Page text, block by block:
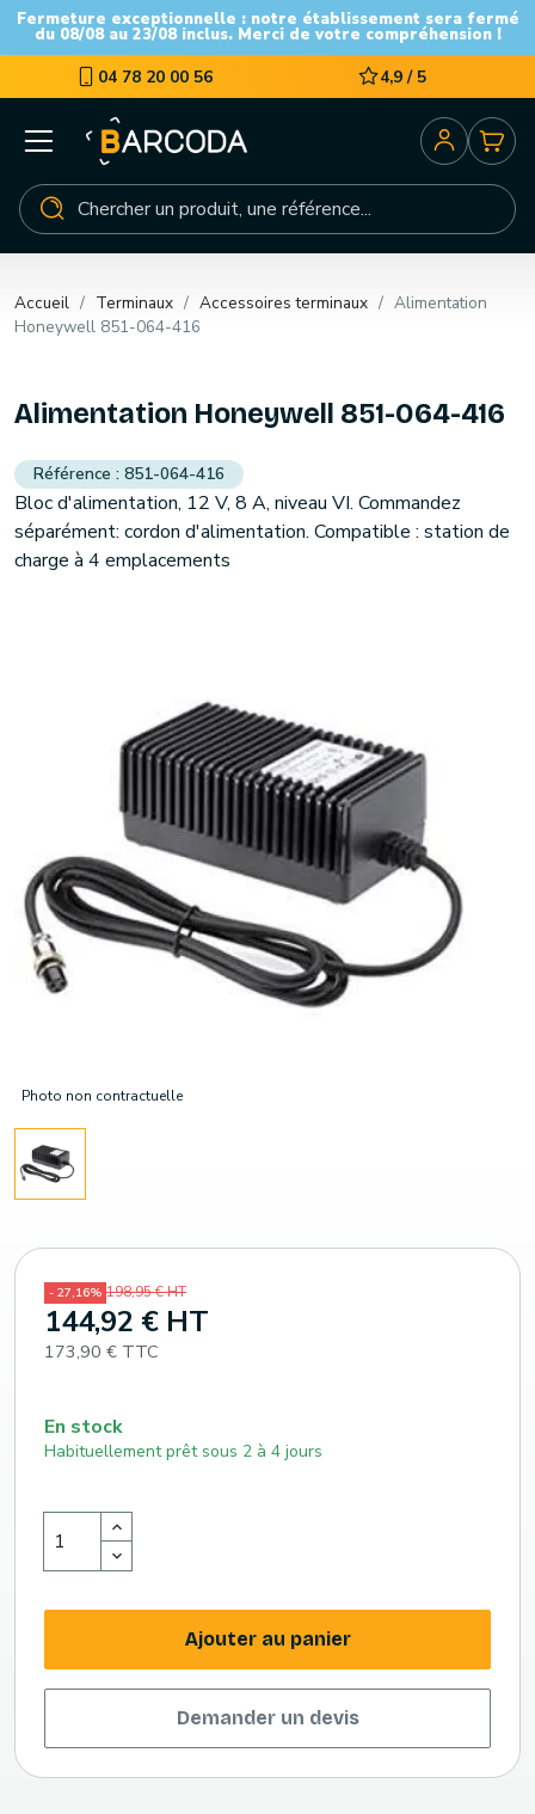
Fermeture exceptionnelle : notre établissement sera fermé
du 08/08 au 23/08 inclus. Merci de votre compréhension !
04 78 20 00 56 4,9 / 5
Accueil Terminaux Accessoires terminaux
Alimentation
Honeywell 851-064-416
Photo non contractuelle
Alimentation Honeywell 851-064-416
851-064-416
Bloc d'alimentation, 12 V, 8 A, niveau VI. Commandez
séparément: cordon d'alimentation. Compatible : station de
charge à 4 emplacements
- 27,16% 198,95 € HT
144,92 € HT
173,90 € TTC
En stock
Habituellement prêt sous 2 à 4 jours
Ajouter au panier
Demander un devis